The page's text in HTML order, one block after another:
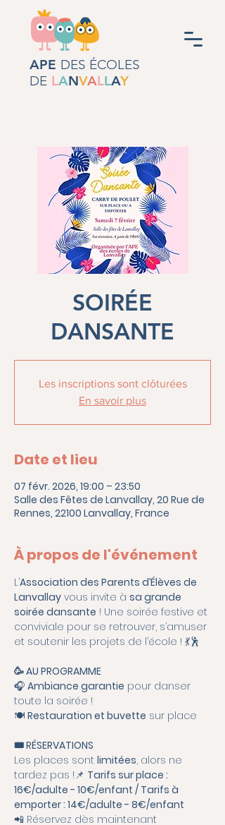
APE DES ÉCOLES
DE LANVALLAY
SOIRÉE
DANSANTE
Les inscriptions sont clôturées
En savoir plus
Date et lieu
07 févr. 2026, 19:00 – 23:50
Salle des Fêtes de Lanvallay, 20 Rue de
Rennes, 22100 Lanvallay, France
À propos de l'événement
L’Association des Parents d’Élèves de
Lanvallay vous invite à sa grande
soirée dansante ! Une soirée festive et
conviviale pour se retrouver, s’amuser
et soutenir les projets de l’école ! 💃🕺
🥳 AU PROGRAMME
🎧 Ambiance garantie pour danser
toute la soirée !
🍽 Restauration et buvette sur place
🎟 RÉSERVATIONS
Les places sont limitées, alors ne
tardez pas !📌 Tarifs sur place :
16€/adulte - 10€/enfant / Tarifs à
emporter : 14€/adulte - 8€/enfant
📲 Réservez dès maintenant